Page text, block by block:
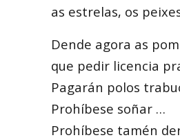
as estrelas, os
Dende agora as
que pedir licencia
Pagarán polos
Prohíbese soñar …
Prohíbese tamén